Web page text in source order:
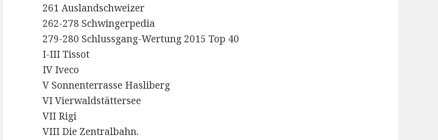
261 Auslandschweizer
262-278 Schwingerpedia
279-280 Schlussgang-Wertung 2015 Top 40
I-III Tissot
IV Iveco
V Sonnenterrasse Hasliberg
VI Vierwaldstättersee
VII Rigi
VIII Die Zentralbahn.